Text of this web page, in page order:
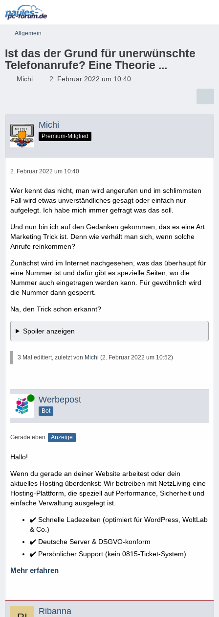
Allgemein
Ist das der Grund für unerwünschte
Telefonanrufe? Eine Theorie ...
Michi 2. Februar 2022 um 10:40
Michi
Premium-Mitglied
2. Februar 2022 um 10:40
Wer kennt das nicht, man wird angerufen und im schlimmsten
Fall wird etwas unverständliches gesagt oder einfach nur
aufgelegt. Ich habe mich immer gefragt was das soll.
Und nun bin ich auf den Gedanken gekommen, das es eine Art
Marketing Trick ist. Denn wie verhält man sich, wenn solche
Anrufe reinkommen?
Zunächst wird im Internet nachgesehen, was das überhaupt für
eine Nummer ist und dafür gibt es spezielle Seiten, wo die
Nummer auch eingetragen werden kann. Für gewöhnlich wird
die Nummer dann gesperrt.
Na, den Trick schon erkannt?
Spoiler anzeigen
3 Mal editiert, zuletzt von Michi (2. Februar 2022 um 10:52)
Online Werbepost
Bot
Gerade eben Anzeige
Hallo!
Wenn du gerade an deiner Website arbeitest oder dein
aktuelles Hosting überdenkst: Wir betreiben mit NetzLiving eine
Hosting-Plattform, die speziell auf Performance, Sicherheit und
einfache Verwaltung ausgelegt ist.
✔️ Schnelle Ladezeiten (optimiert für WordPress, WoltLab
& Co.)
✔️ Deutsche Server & DSGVO-konform
✔️ Persönlicher Support (kein 0815-Ticket-System)
Mehr erfahren
Ribanna